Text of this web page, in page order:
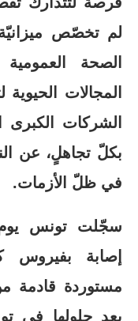
لم تخصّص
الصحة
المجالات
الشركات الكبرى
بكلّ تجاهلٍ، عن
في ظلّ الأزمات.
إصابة بفيروس
مستوردة قادمة
بعد حلولها في